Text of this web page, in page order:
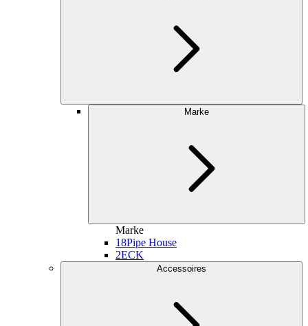
Marke
Marke
18Pipe House
2ECK
Accessoires